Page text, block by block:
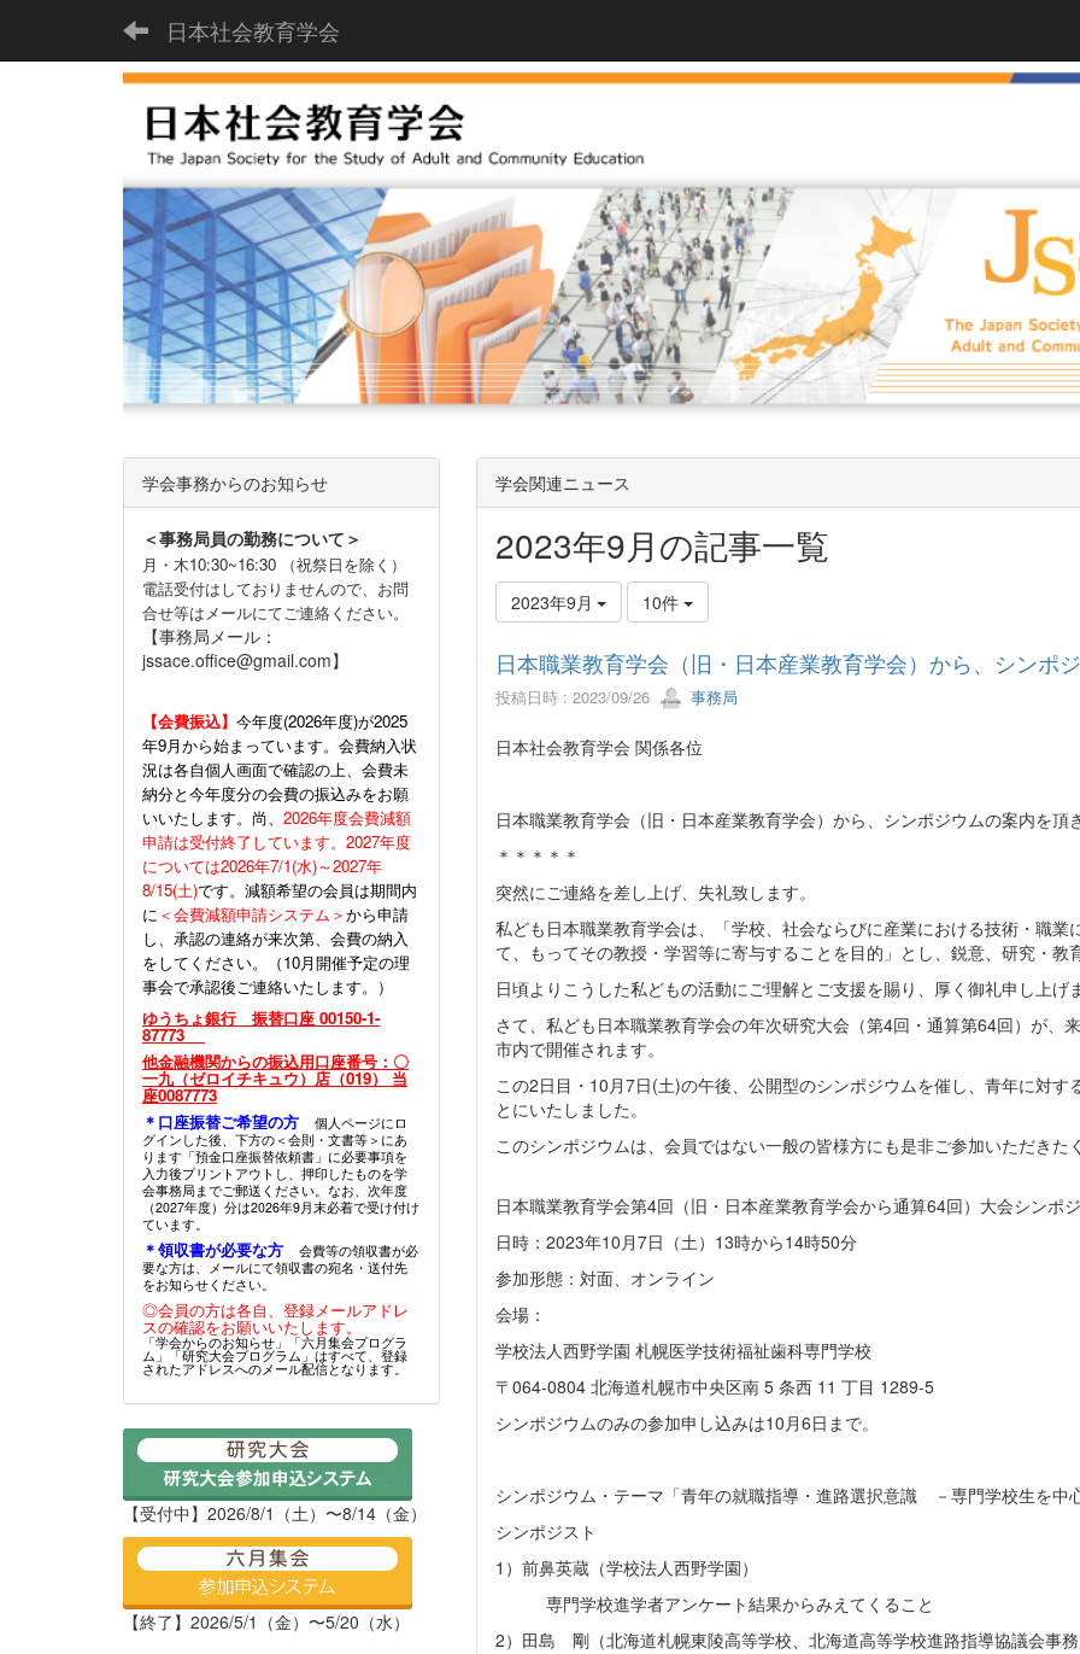
日本社会教育学会
学会関連ニュース
2023年9月の記事一覧
2023年9月 10件
日本職業教育学会（旧・日本産業教育学会）から、シンポ
投稿日時 : 2023/09/26 事務局
日本社会教育学会 関係各位
日本職業教育学会（旧・日本産業教育学会）から、シンポジウムの案内を頂
＊＊＊＊＊
突然にご連絡を差し上げ、失礼致します。
私ども日本職業教育学会は、「学校、社会ならびに産業における技術・職
て、もってその教授・学習等に寄与することを目的」とし、鋭意、研究・教
日頃よりこうした私どもの活動にご理解とご支援を賜り、厚く御礼申し上げ
さて、私ども日本職業教育学会の年次研究大会（第4回・通算第64回）が
市内で開催されます。
この2日目・10月7日(土)の午後、公開型のシンポジウムを催し、青年に対
とにいたしました。
このシンポジウムは、会員ではない一般の皆様方にも是非ご参加いただきた
日本職業教育学会第4回（旧・日本産業教育学会から通算64回）大会シンポ
日時：2023年10月7日（土）13時から14時50分
参加形態：対面、オンライン
会場：
学校法人西野学園 札幌医学技術福祉歯科専門学校
〒064-0804 北海道札幌市中央区南 5 条西 11 丁目 1289-5
シンポジウムのみの参加申し込みは10月6日まで。
シンポジウム・テーマ「青年の就職指導・進路選択意識 －専門学校生を中
シンポジスト
1）前鼻英蔵（学校法人西野学園）
専門学校進学者アンケート結果からみえてくること
2）田島 剛（北海道札幌東陵高等学校、北海道高等学校進路指導協議会事
学会事務からのお知らせ
＜事務局員の勤務について＞
月・木10:30~16:30 （祝祭日を除く）
電話受付はしておりませんので、お問
合せ等はメールにてご連絡ください。
【事務局メール：
jssace.office@gmail.com】
【会費振込】 今年度(2026年度)が2025
年9月から始まっています。会費納入状
況は各自個人画面で確認の上、会費未
納分と今年度分の会費の振込みをお願
いいたします。尚、 2026年度会費減額
申請は受付終了しています。2027年度
については2026年7/1(水)～2027年
8/15(土)です。減額希望の会員は期間内
に ＜会費減額申請システム＞から申請
し、承認の連絡が来次第、会費の納入
をしてください。（10月開催予定の理
事会で承認後ご連絡いたします。）
ゆうちょ銀行 振替口座 00150-1-
87773
他金融機関からの振込用口座番号：〇
一九（ゼロイチキュウ）店（019） 当
座0087773
＊口座振替ご希望の方
個人ページにロ
グインした後、下方の＜会則・文書等＞にあ
ります「預金口座振替依頼書」に必要事項を
入力後プリントアウトし、押印したものを学
会事務局までご郵送ください。なお、次年度
（2027年度）分は2026年9月末必着で受け付け
ています。
＊領収書が必要な方
会費等の領収書が必
要な方は、メールにて領収書の宛名・送付先
をお知らせください。
◎会員の方は各自、登録メールアドレ
スの確認をお願いいたします。
「学会からのお知らせ」「六月集会プログラ
ム」「研究大会プログラム」はすべて、登録
されたアドレスへのメール配信となります。
【受付中】2026/8/1（土）〜8/14（金）
【終了】2026/5/1（金）〜5/20（水）